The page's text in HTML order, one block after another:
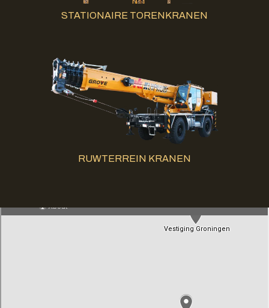
STATIONAIRE TORENKRANEN
RUWTERREIN KRANEN